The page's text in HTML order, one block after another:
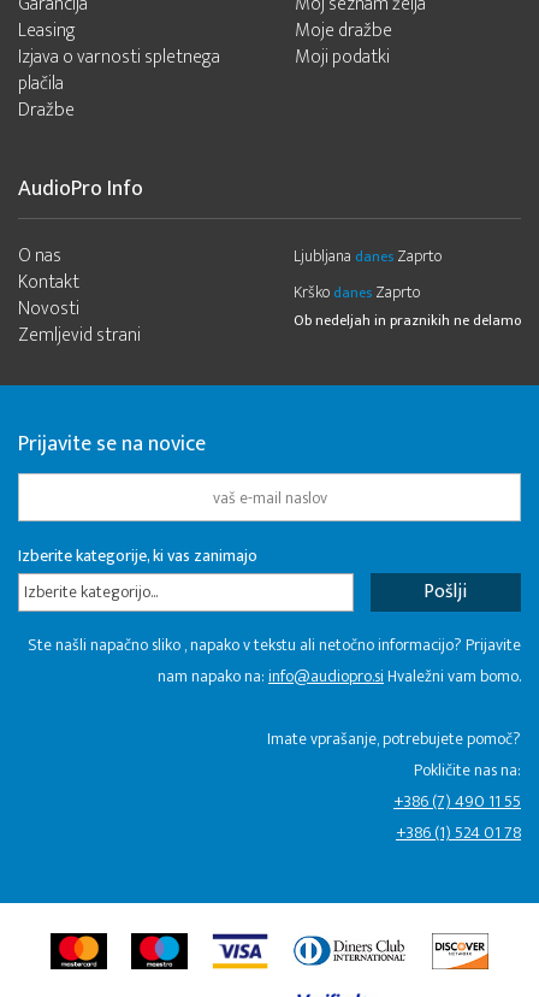
Leasing
Izjava o varnosti spletnega
plačila
Dražbe
Moje dražbe
Moji podatki
AudioPro Info
O nas
Kontakt
Novosti
Zemljevid strani
Ljubljana danes Zaprto
Krško danes Zaprto
Ob nedeljah in praznikih ne delamo
Prijavite se na novice
Izberite kategorije, ki vas zanimajo
Izberite kategorijo...
Ste našli napačno sliko , napako v tekstu ali netočno informacijo? Prijavite
nam napako na:info@audiopro.siHvaležni vam bomo.
Imate vprašanje, potrebujete pomoč?
Pokličite nas na:
+386 (7) 490 11 55
+386 (1) 524 01 78